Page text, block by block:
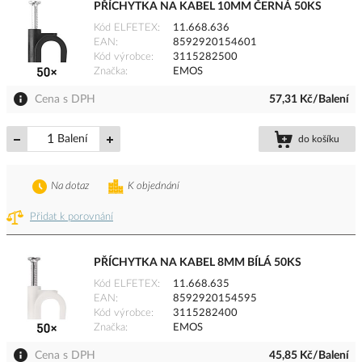
PŘÍCHYTKA NA KABEL 10MM ČERNÁ 50KS
Kód ELFETEX
11.668.636
EAN
8592920154601
Kód výrobce
3115282500
Značka
EMOS
Cena s DPH 57,31 Kč/Balení
Balení do košíku
Přidat k porovnání
K objednání
Na dotaz
PŘÍCHYTKA NA KABEL 8MM BÍLÁ 50KS
Kód ELFETEX
11.668.635
EAN
8592920154595
Kód výrobce
3115282400
Značka
EMOS
Cena s DPH 45,85 Kč/Balení